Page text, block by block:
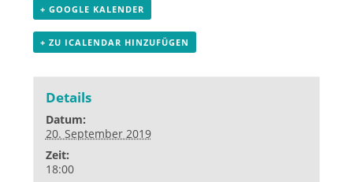
+ GOOGLE KALENDER
+ ZU ICALENDAR HINZUFÜGEN
Details
Datum:
20. September 2019
Zeit:
18:00